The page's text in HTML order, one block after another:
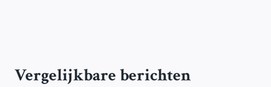
Vergelijkbare berichten